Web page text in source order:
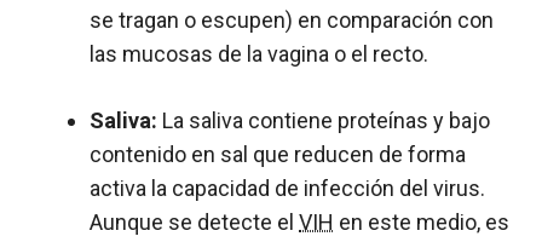
se tragan o escupen) en comparación con
las mucosas de la vagina o el recto.
Saliva: La saliva contiene proteínas y bajo
contenido en sal que reducen de forma
activa la capacidad de infección del virus.
Aunque se detecte el VIH en este medio, es